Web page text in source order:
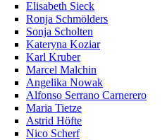
Elisabeth Sieck
Ronja Schmölders
Sonja Scholten
Kateryna Koziar
Karl Kruber
Marcel Malchin
Angelika Nowak
Alfonso Serrano Carnerero
Maria Tietze
Astrid Höfte
Nico Scherf